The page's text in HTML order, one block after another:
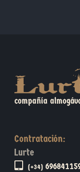
compañía
Contratación:
Lurte
(+34)